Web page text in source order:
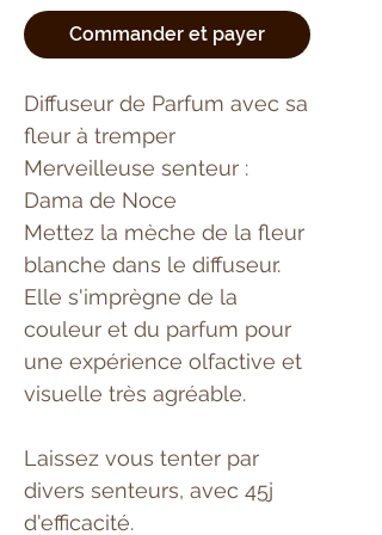
Commander et payer
Diffuseur de Parfum avec sa
fleur à tremper
Merveilleuse senteur :
Dama de Noce
Mettez la mèche de la fleur
blanche dans le diffuseur.
Elle s'imprègne de la
couleur et du parfum pour
une expérience olfactive et
visuelle très agréable.
Laissez vous tenter par
divers senteurs, avec 45j
d'efficacité.